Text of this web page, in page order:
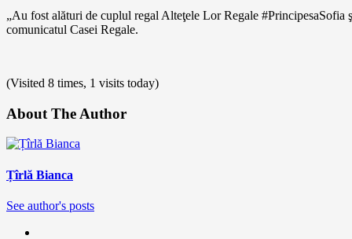
„Au fost alături de cuplul regal Alteţele Lor Regale #PrincipesaSofia
comunicatul Casei Regale.
(Visited 8 times, 1 visits today)
About The Author
Țîrlă Bianca
See author's posts